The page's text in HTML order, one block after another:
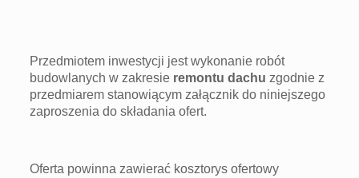
Przedmiotem inwestycji jest wykonanie robót
budowlanych w zakresie remontu dachu zgodnie z
przedmiarem stanowiącym załącznik do niniejszego
zaproszenia do składania ofert.
Oferta powinna zawierać kosztorys ofertowy